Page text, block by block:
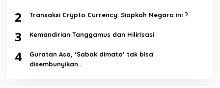
2 Transaksi Crypto Currency: Siapkah Negara ini ?
3 Kemandirian Tanggamus dan Hilirisasi
4
Guratan Asa, ‘Sabak dimata’ tak bisa
disembunyikan..